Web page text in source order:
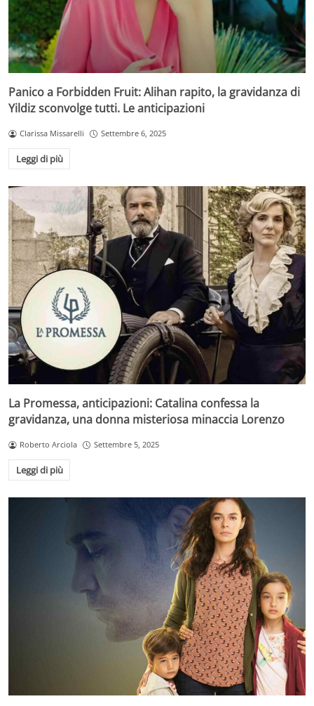
Panico a Forbidden Fruit: Alihan rapito, la gravidanza di
Yildiz sconvolge tutti. Le anticipazioni
Clarissa Missarelli Settembre 6, 2025
Leggi di più
La Promessa, anticipazioni: Catalina confessa la
gravidanza, una donna misteriosa minaccia Lorenzo
Roberto Arciola Settembre 5, 2025
Leggi di più